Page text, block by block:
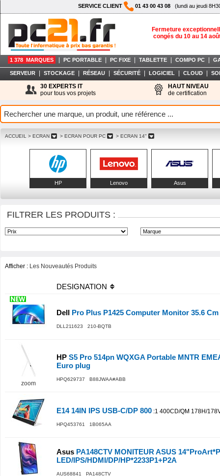
SERVICE CLIENT 01 43 00 43 08 (lundi au jeudi
Fermeture
congés du 10 au 14
1 378 MARQUES PC PORTABLE PC FIXE TABLETTE COMPO PC
SERVEUR STOCKAGE RÉSEAU SÉCURITÉ LOGICIEL CLOUD
30 EXPERTS IT
pour tous vos projets
HAUT NIVEAU
de certification
ACCUEIL > ECRAN > ECRAN POUR PC > ECRAN 14"
HP Lenovo Asus
FILTRER LES PRODUITS :
Afficher : Les Nouveautés Produits
DESIGNATION
Dell Pro Plus P1425 Computer Monitor 35.6 Cm
DLL211623 210-BQTB
zoom
HP S5 Pro 514pn WQXGA Portable MNTR
Euro plug
HPQ629737 B88JWAA#ABB
E14 14IN IPS USB-C/DP 800 :1 400CD/QM 178H/
HPQ453761 1B065AA
Asus PA148CTV MONITEUR ASUS
LED/IPS/HDMI/DP/HP*2233P1+P2A
AUS68841 PA148CTV